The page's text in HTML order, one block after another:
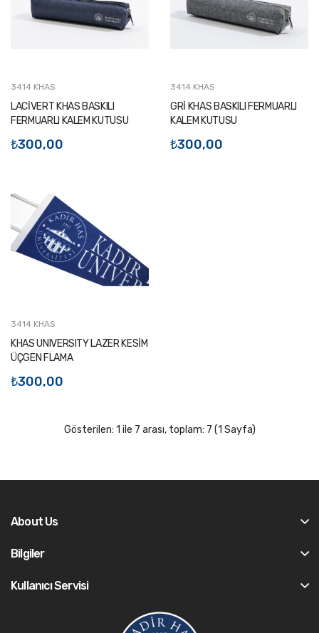
3414 KHAS
LACİVERT KHAS BASKILI
FERMUARLI KALEM KUTUSU
₺300,00
3414 KHAS
GRİ KHAS BASKILI FERMUARLI
KALEM KUTUSU
₺300,00
3414 KHAS
KHAS UNIVERSITY LAZER KESİM
ÜÇGEN FLAMA
₺300,00
Gösterilen: 1 ile 7 arası, toplam: 7 (1 Sayfa)
About Us
Bilgiler
Kullanıcı Servisi